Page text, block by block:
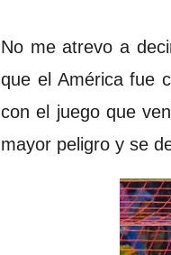
No me atrevo a
que el América fue
con el juego que
mayor peligro y se